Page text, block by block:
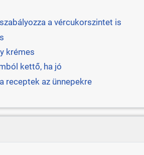
a vércukorszintet is
krémes
kettő, ha jó
receptek az ünnepekre